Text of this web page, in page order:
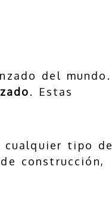
del mundo.
. Estas
tipo de
construcción,